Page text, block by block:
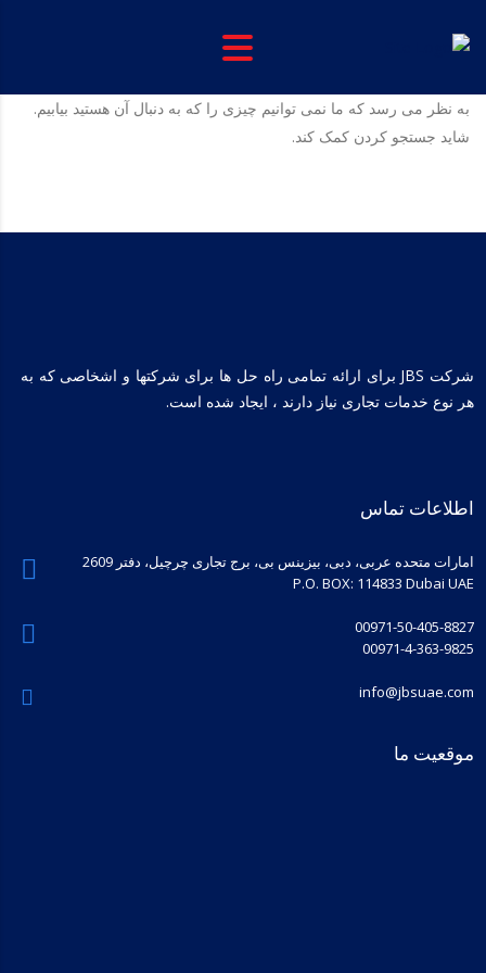
به نظر می رسد که ما نمی توانیم چیزی را که به دنبال آن هستید بیابیم.
شاید جستجو کردن کمک کند.
شرکت JBS برای ارائه تمامی راه حل ها برای شرکتها و اشخاصی که به
هر نوع خدمات تجاری نیاز دارند ، ایجاد شده است.
اطلاعات تماس
امارات متحده عربی، دبی، بیزینس بی، برج تجاری چرچیل، دفتر 2609
P.O. BOX: 114833 Dubai UAE
00971-50-405-8827
00971-4-363-9825
info@jbsuae.com
موقعیت ما